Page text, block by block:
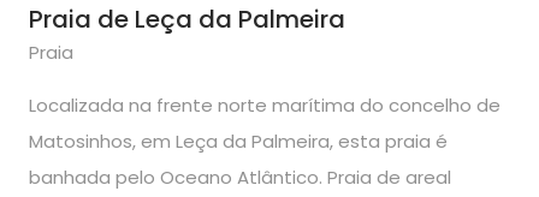
Praia de Leça da Palmeira
Praia
Localizada na frente norte marítima do concelho de
Matosinhos, em Leça da Palmeira, esta praia é
banhada pelo Oceano Atlântico. Praia de areal